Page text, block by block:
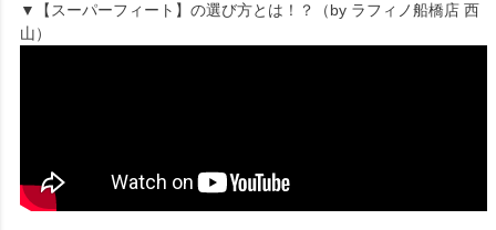
▼【スーパーフィート】の選び方とは！？（by ラフィノ船橋店 西
山）